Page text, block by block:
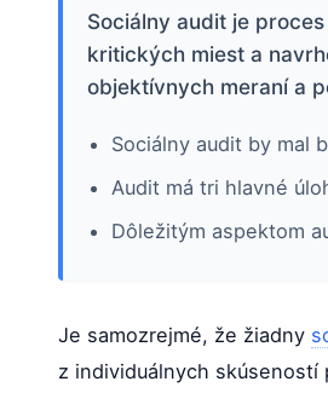
Sociálny audit je
kritických miest a
objektívnych meraní a
Sociálny audit by mal
Audit má tri hlavné
Dôležitým aspektom
Je samozrejmé, že žiadny
z individuálnych